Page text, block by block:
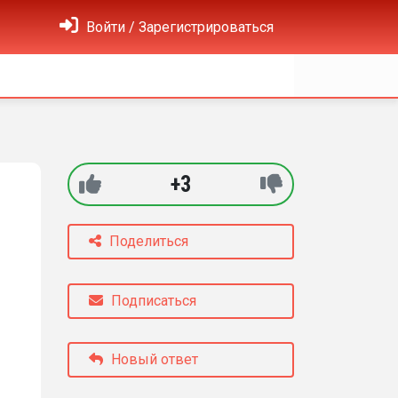
Войти / Зарегистрироваться
+3
Поделиться
Подписаться
Новый ответ